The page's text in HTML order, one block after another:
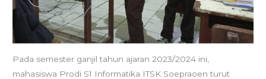
Pada semester ganjil tahun ajaran 2023/2024 ini,
mahasiswa Prodi S1 Informatika ITSK Soepraoen turut